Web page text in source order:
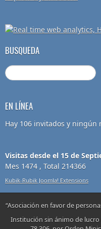
BUSQUEDA
EN LÍNEA
Hay 106 invitados y ningún
Visitas desde el 15 de
Mes 1474 , Total 214366
Kubik-Rubik Joomla! Extensions
“Asociación en favor de
Institución sin ánimo de lucro